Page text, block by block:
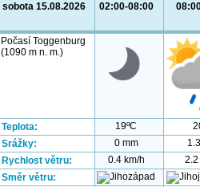
sobota 15.08.2026 02:00-08:00
Počasí Toggenburg
(1090 m n. m.)
Teplota: 19ºC
Srážky:
0 mm
Rychlost větru:
0.4 km/h
2.2
Směr větru: